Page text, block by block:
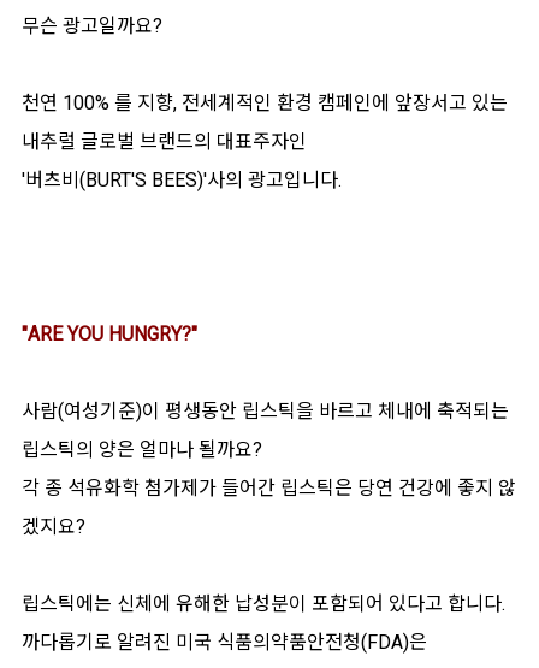
무슨 광고일까요?
천연 100% 를 지향, 전세계적인 환경 캠페인에 앞장서고 있는
내추럴 글로벌 브랜드의 대표주자인
'버츠비(BURT'S BEES)'사의 광고입니다.
"ARE YOU HUNGRY?"
사람(여성기준)이 평생동안 립스틱을 바르고 체내에 축적되는
립스틱의 양은 얼마나 될까요?
각 종 석유화학 첨가제가 들어간 립스틱은 당연 건강에 좋지 않
겠지요?
립스틱에는 신체에 유해한 납성분이 포함되어 있다고 합니다.
까다롭기로 알려진 미국 식품의약품안전청(FDA)은